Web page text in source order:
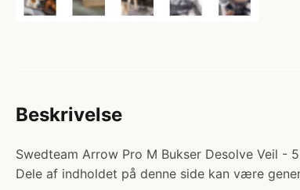
Beskrivelse
Swedteam Arrow Pro M Bukser Desolve Veil -
Dele af indholdet på denne side kan være